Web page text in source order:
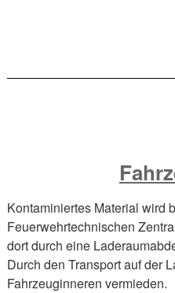
Kontaminiertes Material wird
Feuerwehrtechnischen
dort durch eine
Durch den Transport auf der
Fahrzeuginneren vermieden.